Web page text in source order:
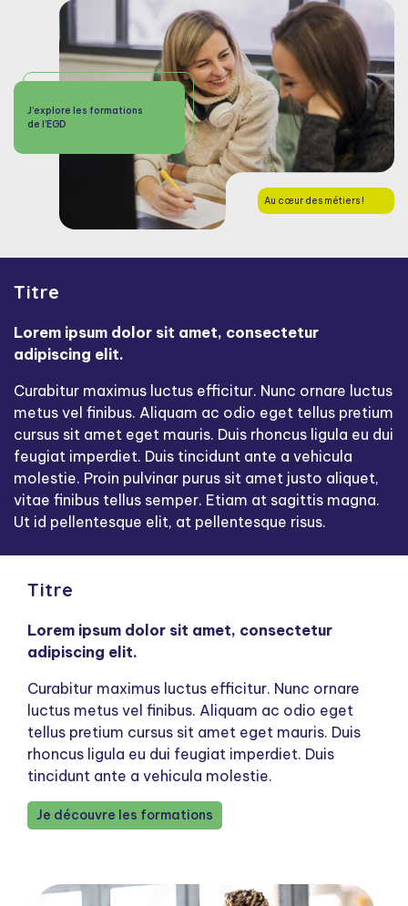
Au cœur des métiers !
J’explore les formations
de l’EGD
Titre
Lorem ipsum dolor sit amet, consectetur
adipiscing elit.
Curabitur maximus luctus efficitur. Nunc ornare luctus
metus vel finibus. Aliquam ac odio eget tellus pretium
cursus sit amet eget mauris. Duis rhoncus ligula eu dui
feugiat imperdiet. Duis tincidunt ante a vehicula
molestie. Proin pulvinar purus sit amet justo aliquet,
vitae finibus tellus semper. Etiam at sagittis magna.
Ut id pellentesque elit, at pellentesque risus.
Titre
Lorem ipsum dolor sit amet, consectetur
adipiscing elit.
Curabitur maximus luctus efficitur. Nunc ornare
luctus metus vel finibus. Aliquam ac odio eget
tellus pretium cursus sit amet eget mauris. Duis
rhoncus ligula eu dui feugiat imperdiet. Duis
tincidunt ante a vehicula molestie.
Je découvre les formations